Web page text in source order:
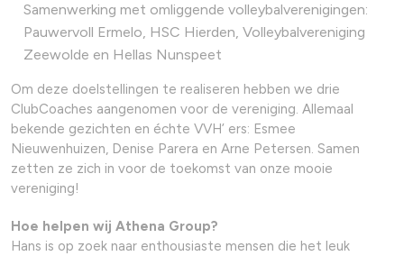
Samenwerking met omliggende volleybalverenigingen:
Pauwervoll Ermelo, HSC Hierden, Volleybalvereniging
Zeewolde en Hellas Nunspeet
Om deze doelstellingen te realiseren hebben we drie
ClubCoaches aangenomen voor de vereniging. Allemaal
bekende gezichten en échte VVH’ ers: Esmee
Nieuwenhuizen, Denise Parera en Arne Petersen. Samen
zetten ze zich in voor de toekomst van onze mooie
vereniging!
Hoe helpen wij Athena Group?
Hans is op zoek naar enthousiaste mensen die het leuk